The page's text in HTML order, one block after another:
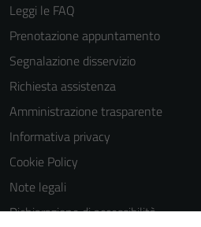
Leggi le FAQ
Prenotazione appuntamento
Segnalazione disservizio
Richiesta assistenza
Amministrazione trasparente
Informativa privacy
Cookie Policy
Note legali
Dichiarazione di accessibilità